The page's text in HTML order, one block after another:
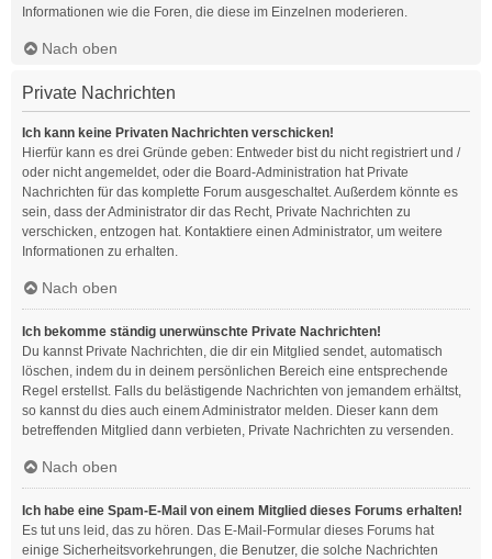
Informationen wie die Foren, die diese im Einzelnen moderieren.
Nach oben
Private Nachrichten
Ich kann keine Privaten Nachrichten verschicken!
Hierfür kann es drei Gründe geben: Entweder bist du nicht registriert und /
oder nicht angemeldet, oder die Board-Administration hat Private
Nachrichten für das komplette Forum ausgeschaltet. Außerdem könnte es
sein, dass der Administrator dir das Recht, Private Nachrichten zu
verschicken, entzogen hat. Kontaktiere einen Administrator, um weitere
Informationen zu erhalten.
Nach oben
Ich bekomme ständig unerwünschte Private Nachrichten!
Du kannst Private Nachrichten, die dir ein Mitglied sendet, automatisch
löschen, indem du in deinem persönlichen Bereich eine entsprechende
Regel erstellst. Falls du belästigende Nachrichten von jemandem erhältst,
so kannst du dies auch einem Administrator melden. Dieser kann dem
betreffenden Mitglied dann verbieten, Private Nachrichten zu versenden.
Nach oben
Ich habe eine Spam-E-Mail von einem Mitglied dieses Forums erhalten!
Es tut uns leid, das zu hören. Das E-Mail-Formular dieses Forums hat
einige Sicherheitsvorkehrungen, die Benutzer, die solche Nachrichten